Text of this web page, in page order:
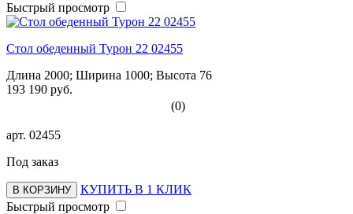
Быстрый просмотр
Стол обеденный Турон 22 02455
Длина 2000; Ширина 1000; Высота 76
193 190 руб.
(0)
арт. 02455
Под заказ
В КОРЗИНУ
КУПИТЬ В 1 КЛИК
Быстрый просмотр